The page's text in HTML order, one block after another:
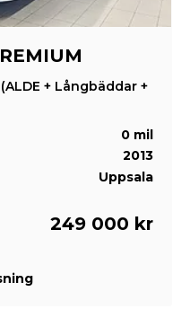
+ Långbäddar +
0 mil
2013
Uppsala
249 000 kr